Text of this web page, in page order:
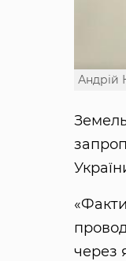
Андрій
через